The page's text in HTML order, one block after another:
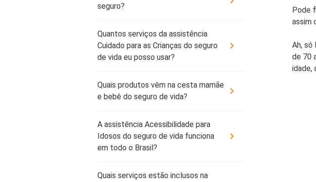
DÚVIDAS
CONDIÇÕES
OUVIDORIA
seguro?
Quantos serviços da assistência
Cuidado para as Crianças do seguro
de vida eu posso usar?
Quais produtos vêm na cesta mamãe
e bebê do seguro de vida?
A assistência Acessibilidade para
Idosos do seguro de vida funciona
em todo o Brasil?
Quais serviços estão inclusos na
Pode
assim
Ah, só
de 70
idade,